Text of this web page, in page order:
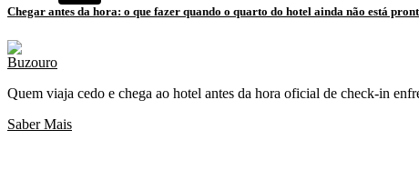
Chegar antes da hora: o que fazer quando o quarto do hotel ainda não está
Quem viaja cedo e chega ao hotel antes da hora oficial de check-in
Saber Mais